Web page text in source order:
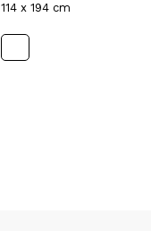
114 x 194 cm